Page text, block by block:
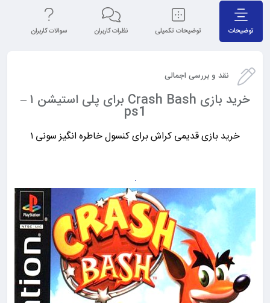
توضیحات توضیحات تکمیلی نظرات کاربران سوالات کاربران
نقد و بررسی اجمالی
خرید بازی Crash Bash برای پلی استیشن ۱ –
ps1
خرید بازی قدیمی کراش برای کنسول خاطره انگیز سونی ۱